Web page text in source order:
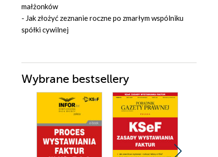
małżonków
- Jak złożyć zeznanie roczne po zmarłym wspólniku
spółki cywilnej
Wybrane bestsellery